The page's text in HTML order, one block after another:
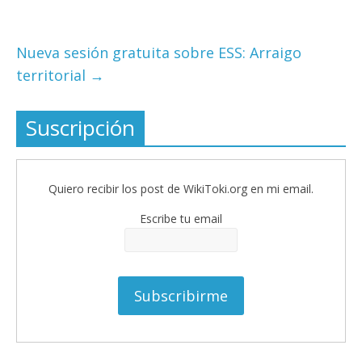
Nueva sesión gratuita sobre ESS: Arraigo
territorial →
Suscripción
Quiero recibir los post de WikiToki.org en mi email.
Escribe tu email